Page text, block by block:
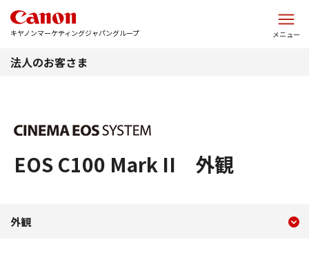
キヤノンマーケティングジャパングループ メニュー
法人のお客さま
EOS C100 Mark II 外観
【販売終了】外観 EOS
外観